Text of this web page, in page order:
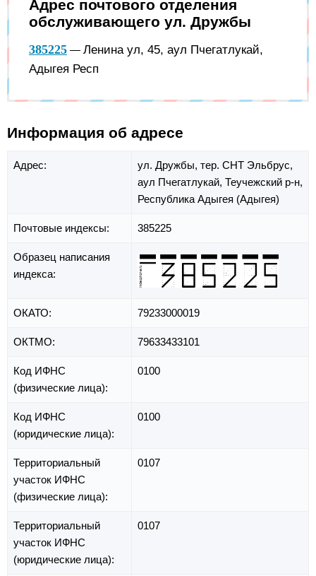
Адрес почтового отделения
обслуживающего ул. Дружбы
385225 — Ленина ул, 45, аул Пчегатлукай,
Адыгея Респ
Информация об адресе
Адрес: ул. Дружбы, тер. СНТ Эльбрус,
аул Пчегатлукай, Теучежский р-н,
Республика Адыгея (Адыгея)
Почтовые индексы: 385225
Образец написания
индекса:
ОКАТО: 79233000019
ОКТМО: 79633433101
Код ИФНС
(физические лица):
0100
Код ИФНС
(юридические лица):
0100
Территориальный
участок ИФНС
(физические лица):
0107
Территориальный
участок ИФНС
(юридические лица):
0107